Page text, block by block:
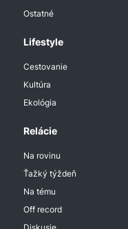
Ostatné
Lifestyle
Cestovanie
Kultúra
Ekológia
Relácie
Na rovinu
Ťažký týždeň
Na tému
Off record